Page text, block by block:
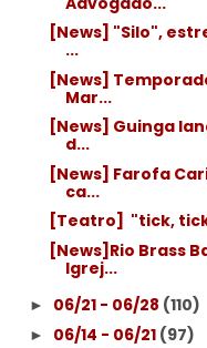
[News] "Silo",
...
[News]
Mar...
[News] Guinga
d...
[News] Farofa
ca...
[Teatro] ­ "tick,
[News]Rio Brass
Igrej...
► 06/21 - 06/28 (110)
► 06/14 - 06/21 (97)